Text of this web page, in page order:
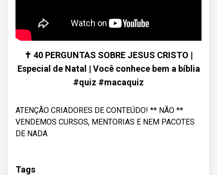
✝️ 40 PERGUNTAS SOBRE JESUS CRISTO |
Especial de Natal | Você conhece bem a bíblia
#quiz #macaquiz
ATENÇÃO CRIADORES DE CONTEÚDO! ** NÃO **
VENDEMOS CURSOS, MENTORIAS E NEM PACOTES
DE NADA.
Tags